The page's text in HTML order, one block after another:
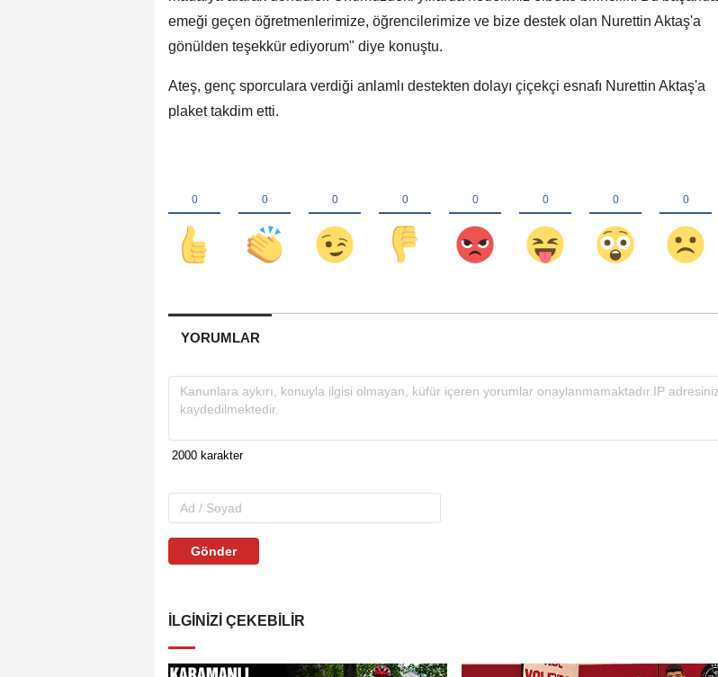
emeği geçen öğretmenlerimize, öğrencilerimize ve bize destek olan Nurettin Aktaş'a
gönülden teşekkür ediyorum" diye konuştu.
Ateş, genç sporculara verdiği anlamlı destekten dolayı çiçekçi esnafı Nurettin Aktaş'a
plaket takdim etti.
YORUMLAR
Gönder
İLGINIZI ÇEKEBILIR